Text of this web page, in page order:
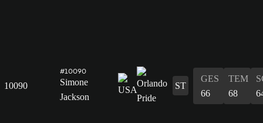
10090
#10090
Simone
Jackson
ST
GES
66
TEM
68